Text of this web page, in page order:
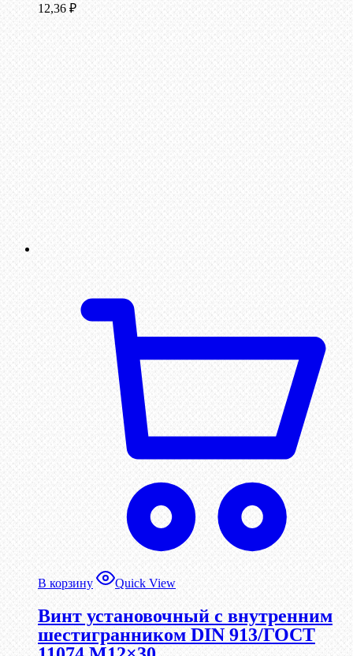
12,36 ₽
В корзину Quick View
Винт установочный с внутренним
шестигранником DIN 913/ГОСТ